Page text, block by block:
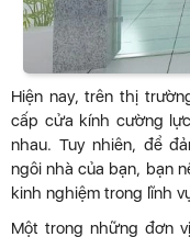
Hiện nay, trên thị
cấp cửa kính cường
nhau. Tuy nhiên, để
ngôi nhà của bạn, bạn
kinh nghiệm trong lĩnh
Một trong những đơn